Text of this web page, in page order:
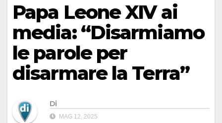
Papa Leone XIV ai
media: “Disarmiamo
le parole per
disarmare la Terra”
Di
MAG 12, 2025